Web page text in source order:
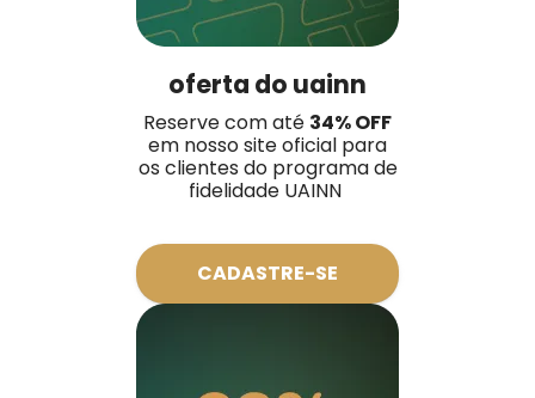
oferta do uainn
Reserve com até 34% OFF
em nosso site oficial para
os clientes do programa de
fidelidade UAINN
CADASTRE-SE